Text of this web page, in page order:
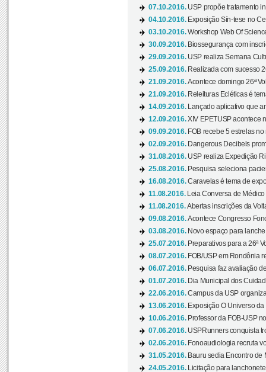
07.10.2016. USP propõe tratamento
04.10.2016. Exposição Sín-tese no
03.10.2016.Workshop Web Of
30.09.2016. Biossegurança com
29.09.2016. USP realiza Semana
25.09.2016. Realizada com sucesso
21.09.2016.Acontece domingo 26ª
21.09.2016. Releituras Ecléticas é
14.09.2016.
Lançado aplicativo que
12.09.2016.XIV EPETUSP acontece
09.09.2016. FOB recebe 5 estrelas
02.09.2016. Dangerous Decibels
31.08.2016. USP realiza Expedição
25.08.2016. Pesquisa seleciona
16.08.2016.Caravelas é tema de
11.08.2016.
Leia Conversa de
11.08.2016.Abertas inscrições da
09.08.2016.Acontece Congresso
03.08.2016. Novo espaço para
25.07.2016. Preparativos para a 26ª
08.07.2016. FOB/USP em Rondônia
06.07.2016. Pesquisa faz avaliação
01.07.2016. Dia Municipal dos
22.06.2016.Campus da USP
13.06.2016. Exposição O Universo
10.06.2016. Professor da FOB-USP
07.06.2016. USPRunners conquista
02.06.2016. Fonoaudiologia recruta
31.05.2016. Bauru sedia Encontro de
24.05.2016.
Licitação para